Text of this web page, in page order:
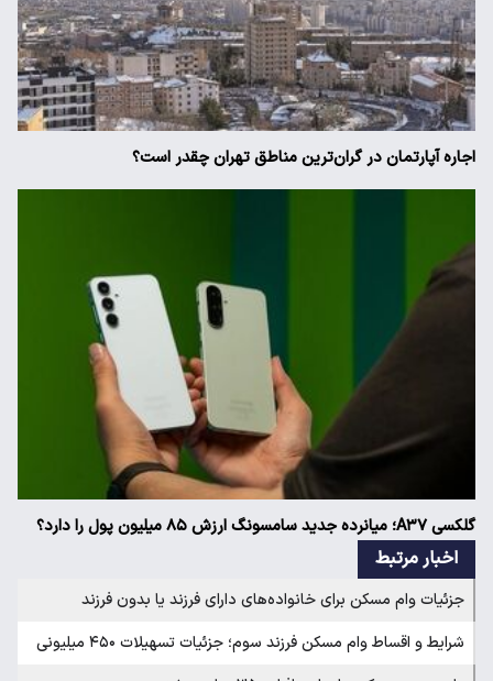
اجاره آپارتمان در گران‌ترین مناطق تهران چقدر است؟
گلکسی A۳۷؛ میانرده جدید سامسونگ ارزش ۸۵ میلیون پول را دارد؟
اخبار مرتبط
جزئیات وام مسکن برای خانواده‌های دارای فرزند یا بدون فرزند
شرایط و اقساط وام مسکن فرزند سوم؛ جزئیات تسهیلات ۴۵۰ میلیونی